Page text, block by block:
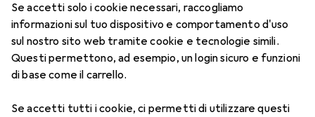
Se accetti solo i cookie necessari, raccogliamo
informazioni sul tuo dispositivo e comportamento d'uso
sul nostro sito web tramite cookie e tecnologie simili.
Questi permettono, ad esempio, un login sicuro e funzioni
di base come il carrello.
Se accetti tutti i cookie, ci permetti di utilizzare questi
1 Immagine
Air Optix più HydraGlyde per
EUR
53,58 EUR
8,93/1pz.